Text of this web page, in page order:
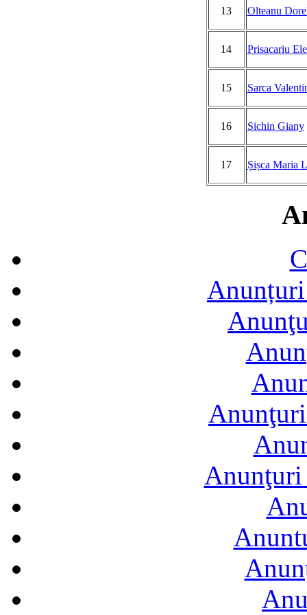
13 Olteanu
14 Prisacariu
15 Sarca
16 Sichin Giany
17 Șișca Maria